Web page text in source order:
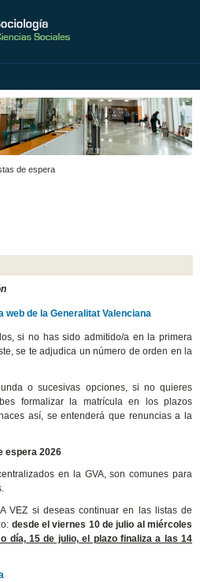
de espera
web de la Generalitat Valenciana
si no has sido admitido/a en la primera
se te adjudica un número de orden en la
o sucesivas opciones, si no quieres
formalizar la matrícula en los plazos
así, se entenderá que renuncias a la
espera 2026
en la GVA, son comunes para
VEZ si deseas continuar en las listas de
desde el viernes 10 de julio al miércoles
día, 15 de julio, el plazo finaliza a las 14